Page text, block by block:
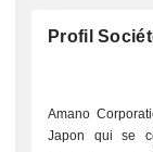
Profil
Amano
Japon qui se